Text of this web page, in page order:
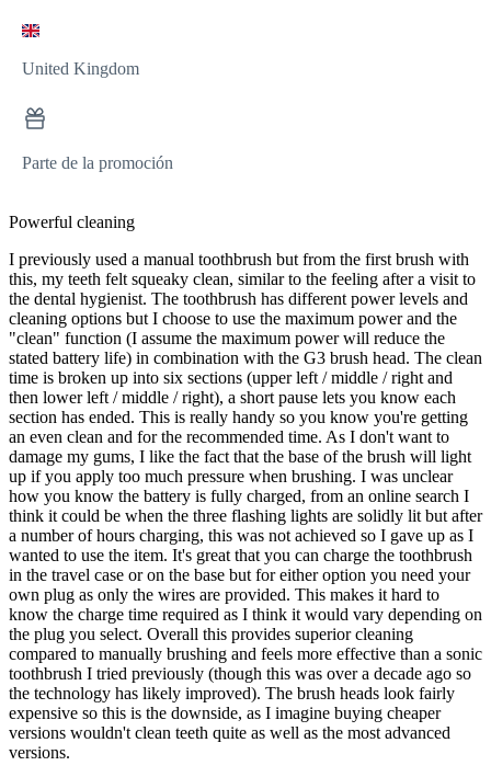
United Kingdom
Parte de la promoción
Powerful cleaning
I previously used a manual toothbrush but from the first brush with
this, my teeth felt squeaky clean, similar to the feeling after a visit to
the dental hygienist. The toothbrush has different power levels and
cleaning options but I choose to use the maximum power and the
"clean" function (I assume the maximum power will reduce the
stated battery life) in combination with the G3 brush head. The clean
time is broken up into six sections (upper left / middle / right and
then lower left / middle / right), a short pause lets you know each
section has ended. This is really handy so you know you're getting
an even clean and for the recommended time. As I don't want to
damage my gums, I like the fact that the base of the brush will light
up if you apply too much pressure when brushing. I was unclear
how you know the battery is fully charged, from an online search I
think it could be when the three flashing lights are solidly lit but after
a number of hours charging, this was not achieved so I gave up as I
wanted to use the item. It's great that you can charge the toothbrush
in the travel case or on the base but for either option you need your
own plug as only the wires are provided. This makes it hard to
know the charge time required as I think it would vary depending on
the plug you select. Overall this provides superior cleaning
compared to manually brushing and feels more effective than a sonic
toothbrush I tried previously (though this was over a decade ago so
the technology has likely improved). The brush heads look fairly
expensive so this is the downside, as I imagine buying cheaper
versions wouldn't clean teeth quite as well as the most advanced
versions.